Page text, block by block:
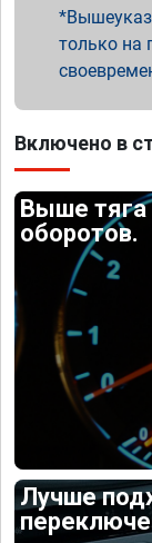
только на
Включено в
Выше тяга
оборотов.
Лучше